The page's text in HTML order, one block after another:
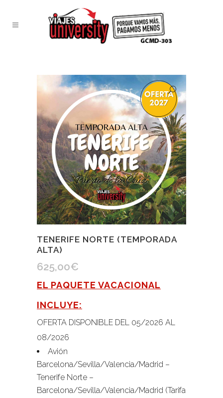
TENERIFE NORTE (TEMPORADA
ALTA)
625,00€
EL PAQUETE VACACIONAL
INCLUYE:
OFERTA DISPONIBLE DEL 05/2026 AL
08/2026
Avión
Barcelona/Sevilla/Valencia/Madrid –
Tenerife Norte –
Barcelona/Sevilla/Valencia/Madrid (Tarifa